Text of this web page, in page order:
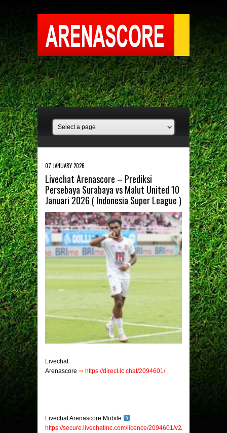
07 JANUARY 2026
Livechat Arenascore – Prediksi
Persebaya Surabaya vs Malut United 10
Januari 2026 ( Indonesia Super League )
Livechat
Arenascore ⇒ https://direct.lc.chat/2094601/
Livechat Arenascore Mobile
https://secure.livechatinc.com/licence/2094601/v2/open_chat.cgi?